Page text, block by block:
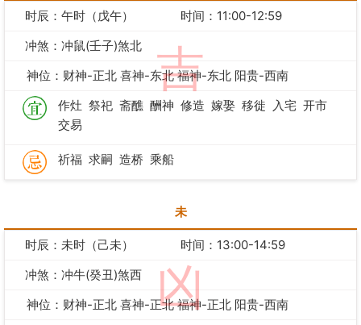
吉
时辰：午时（戊午）
时间：11:00-12:59
冲煞：冲鼠(壬子)煞北
神位：财神-正北 喜神-东北 福神-东北 阳贵-西南
作灶 祭祀 斋醮 酬神 修造 嫁娶 移徙 入宅 开市
交易
祈福 求嗣 造桥 乘船
未
凶
时辰：未时（己未）
时间：13:00-14:59
冲煞：冲牛(癸丑)煞西
神位：财神-正北 喜神-正北 福神-正北 阳贵-西南